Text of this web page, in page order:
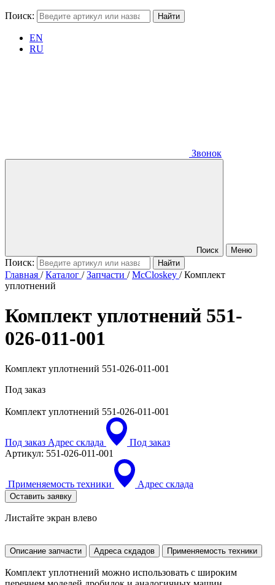
Поиск:
EN
RU
Звонок
Поиск Меню
Поиск:
Главная /Каталог /Запчасти /McCloskey /Комплект
уплотнений
Комплект уплотнений 551-
026-011-001
Комплект уплотнений 551-026-011-001
Под заказ
Комплект уплотнений 551-026-011-001
Под заказ Адрес склада
Под заказ
Артикул: 551-026-011-001
Применяемость техники Адрес склада
Оставить заявку
Листайте экран влево
Описание запчасти Адреса скдадов Применяемость техники
Комплект уплотнений можно использовать с широким